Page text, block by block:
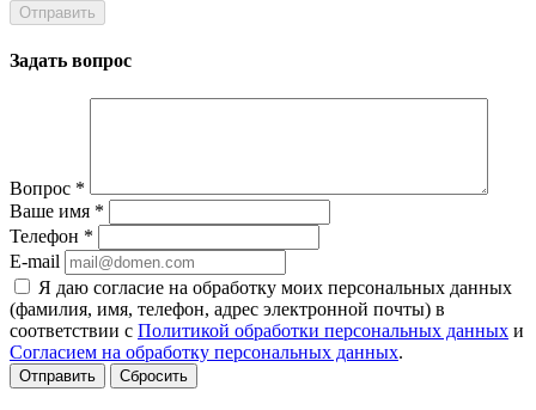
Задать вопрос
Вопрос *
Ваше имя *
Телефон *
E-mail
Я даю согласие на обработку моих персональных данных
(фамилия, имя, телефон, адрес электронной почты) в
соответствии с Политикой обработки персональных данных и
Согласием на обработку персональных данных.
Сбросить